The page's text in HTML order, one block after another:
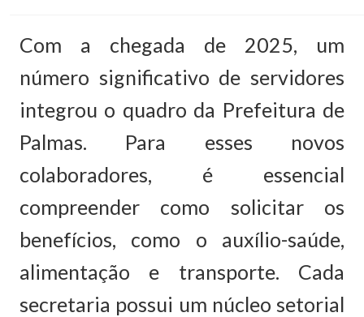
Com a chegada de 2025, um
número significativo de servidores
integrou o quadro da Prefeitura de
Palmas. Para esses novos
colaboradores, é essencial
compreender como solicitar os
benefícios, como o auxílio-saúde,
alimentação e transporte. Cada
secretaria possui um núcleo setorial